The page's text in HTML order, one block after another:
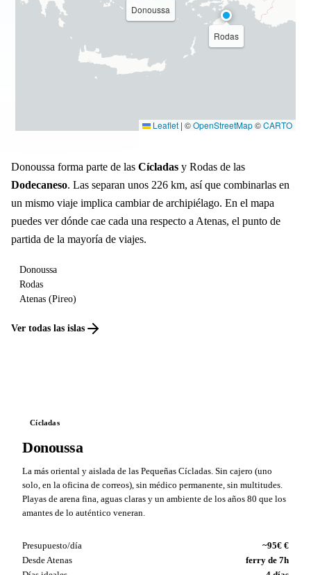
Donoussa
Rodas
Leaflet | ©OpenStreetMap©CARTO
Donoussa forma parte de las Cícladas y Rodas de las
Dodecaneso. Las separan unos 226 km, así que combinarlas en
un mismo viaje implica cambiar de archipiélago. En el mapa
puedes ver dónde cae cada una respecto a Atenas, el punto de
partida de la mayoría de viajes.
Donoussa
Rodas
Atenas (Pireo)
Ver todas las islas
Cícladas
Donoussa
La más oriental y aislada de las Pequeñas Cícladas. Sin cajero (uno
solo, en la oficina de correos), sin médico permanente, sin multitudes.
Playas de arena fina, aguas claras y un ambiente de los años 80 que los
amantes de lo auténtico veneran.
Presupuesto/día
~95€ €
Desde Atenas
ferry de 7h